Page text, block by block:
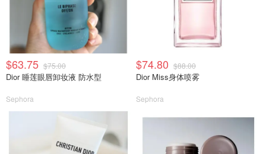
$63.75 $75.00
Dior 睡莲眼唇卸妆液 防水型
Sephora
$74.80 $88.00
Dior Miss身体喷雾
Sephora